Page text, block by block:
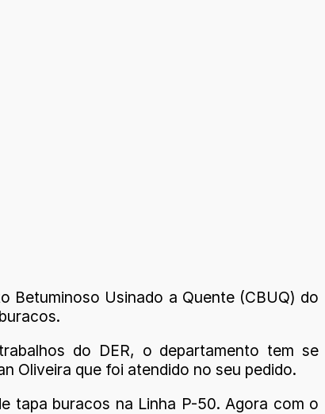
Betuminoso Usinado a Quente (CBUQ) do
do DER, o departamento tem se
Oliveira que foi atendido no seu pedido.
tapa buracos na Linha P-50. Agora com o